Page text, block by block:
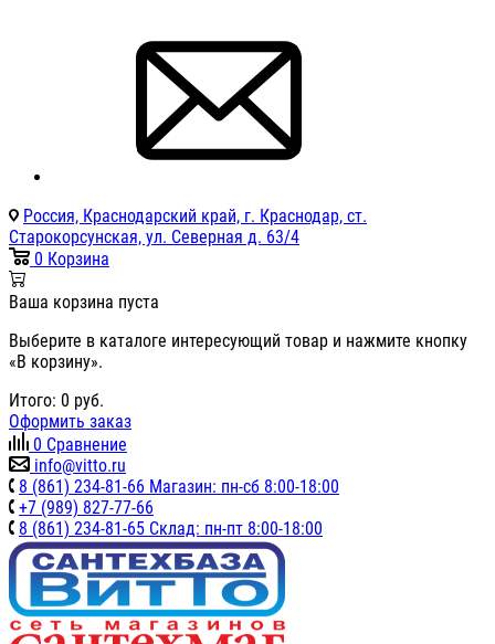
Россия, Краснодарский край, г. Краснодар, ст.
Старокорсунская, ул. Северная д. 63/4
0 Корзина
Ваша корзина пуста
Выберите в каталоге интересующий товар и нажмите кнопку
«В корзину».
Итого: 0 руб.
Оформить заказ
0 Сравнение
info@vitto.ru
8 (861) 234-81-66 Магазин: пн-сб 8:00-18:00
+7 (989) 827-77-66
8 (861) 234-81-65 Склад: пн-пт 8:00-18:00